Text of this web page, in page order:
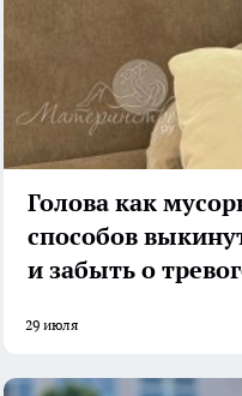
Голова как
способов
и забыть о
29 июля